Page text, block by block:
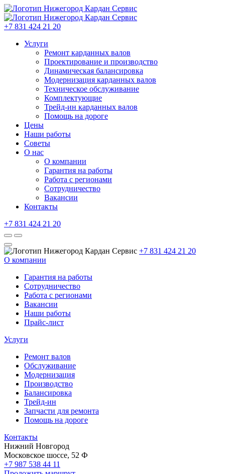
+7 831 424 21 20
Услуги
Ремонт карданных валов
Проектирование и производство
Динамическая балансировка
Модернизация карданных валов
Техническое обслуживание
Комплектующие
Трейд-ин карданных валов
Помощь на дороге
Цены
Наши работы
Советы
О нас
О компании
Гарантия на работы
Работа с регионами
Сотрудничество
Вакансии
Контакты
+7 831 424 21 20
+7 831 424 21 20
О компании
Гарантия на работы
Сотрудничество
Работа с регионами
Вакансии
Наши работы
Прайс-лист
Услуги
Ремонт валов
Обслуживание
Модернизация
Производство
Балансировка
Трейд-ин
Запчасти для ремонта
Помощь на дороге
Контакты
Нижний Новгород
Московское шоссе, 52 Ф
+7 987 538 44 11